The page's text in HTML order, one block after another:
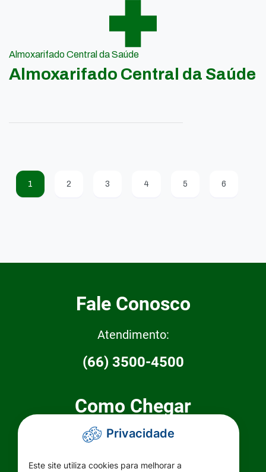
Almoxarifado Central da Saúde
Almoxarifado Central da Saúde
1 2 3 4 5 6
Fale Conosco
Atendimento:
(66) 3500-4500
Como Chegar
Prefeitura Municipal de Primavera do
Privacidade
Este site utiliza cookies para melhorar a